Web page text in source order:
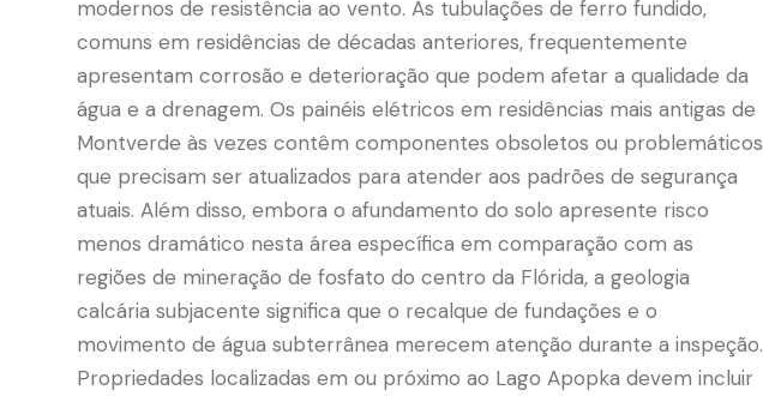
modernos de resistência ao vento. As tubulações de ferro fundido,
comuns em residências de décadas anteriores, frequentemente
apresentam corrosão e deterioração que podem afetar a qualidade da
água e a drenagem. Os painéis elétricos em residências mais antigas de
Montverde às vezes contêm componentes obsoletos ou problemáticos
que precisam ser atualizados para atender aos padrões de segurança
atuais. Além disso, embora o afundamento do solo apresente risco
menos dramático nesta área específica em comparação com as
regiões de mineração de fosfato do centro da Flórida, a geologia
calcária subjacente significa que o recalque de fundações e o
movimento de água subterrânea merecem atenção durante a inspeção.
Propriedades localizadas em ou próximo ao Lago Apopka devem incluir